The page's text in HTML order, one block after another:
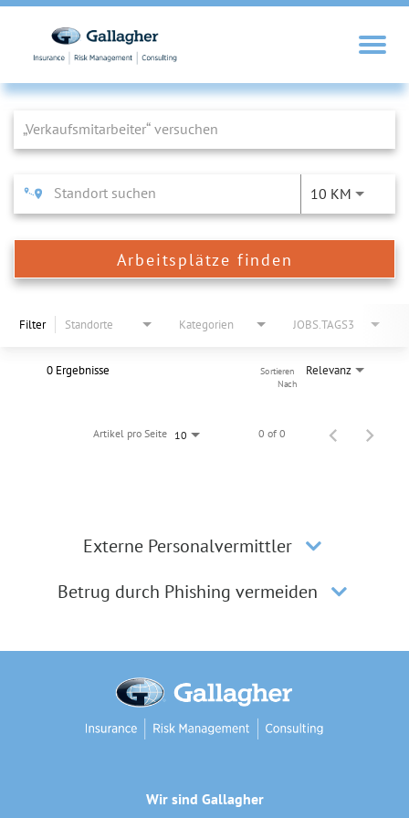
Job Search Page
10 KM
Arbeitsplätze finden
Filter Standorte Kategorien JOBS.TAGS3
0 Ergebnisse Relevanz
Sortieren
Nach
Artikel pro Seite 10 0 of 0
Externe Personalvermittler
Betrug durch Phishing vermeiden
Wir sind Gallagher